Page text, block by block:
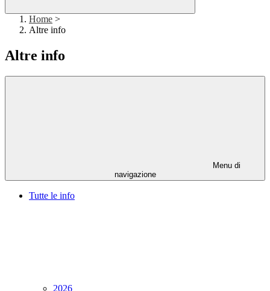
Home >
Altre info
Altre info
Menu di
navigazione
Tutte le info
2026